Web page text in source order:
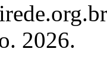
2026.